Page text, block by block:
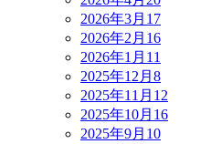
2026年3月 17
2026年2月 16
2026年1月 11
2025年12月 8
2025年11月 12
2025年10月 16
2025年9月 10